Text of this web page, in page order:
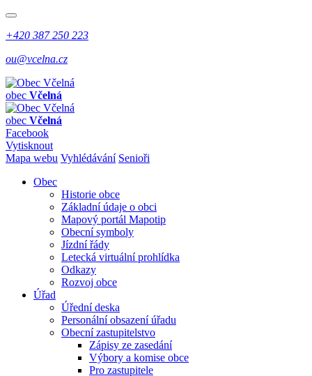
+420 387 250 223
ou@vcelna.cz
obec Včelná
obec Včelná
Facebook
Vytisknout
Mapa webu Vyhlédávání Senioři
Obec
Historie obce
Základní údaje o obci
Mapový portál Mapotip
Obecní symboly
Jízdní řády
Letecká virtuální prohlídka
Odkazy
Rozvoj obce
Úřad
Úřední deska
Personální obsazení úřadu
Obecní zastupitelstvo
Zápisy ze zasedání
Výbory a komise obce
Pro zastupitele